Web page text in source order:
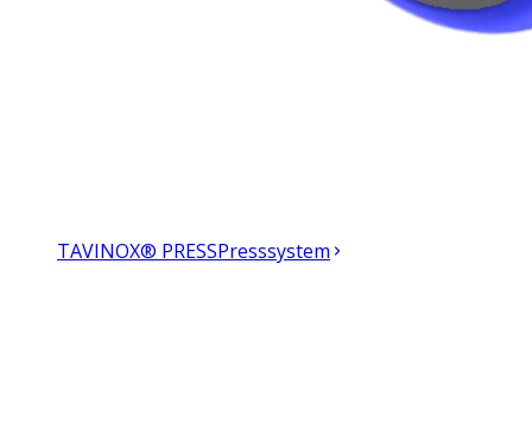
TAVINOX® PRESSPresssystem